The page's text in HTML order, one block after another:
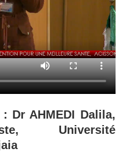
Dr AHMEDI Dalila,
Université